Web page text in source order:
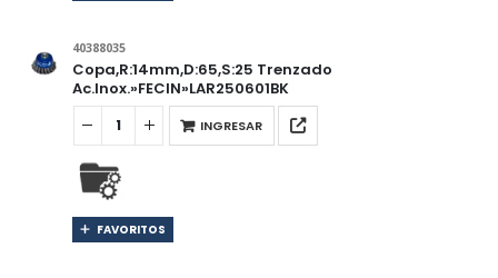
40388035
Copa,R:14mm,D:65,S:25 Trenzado
Ac.Inox.»FECIN»LAR250601BK
INGRESAR
FAVORITOS